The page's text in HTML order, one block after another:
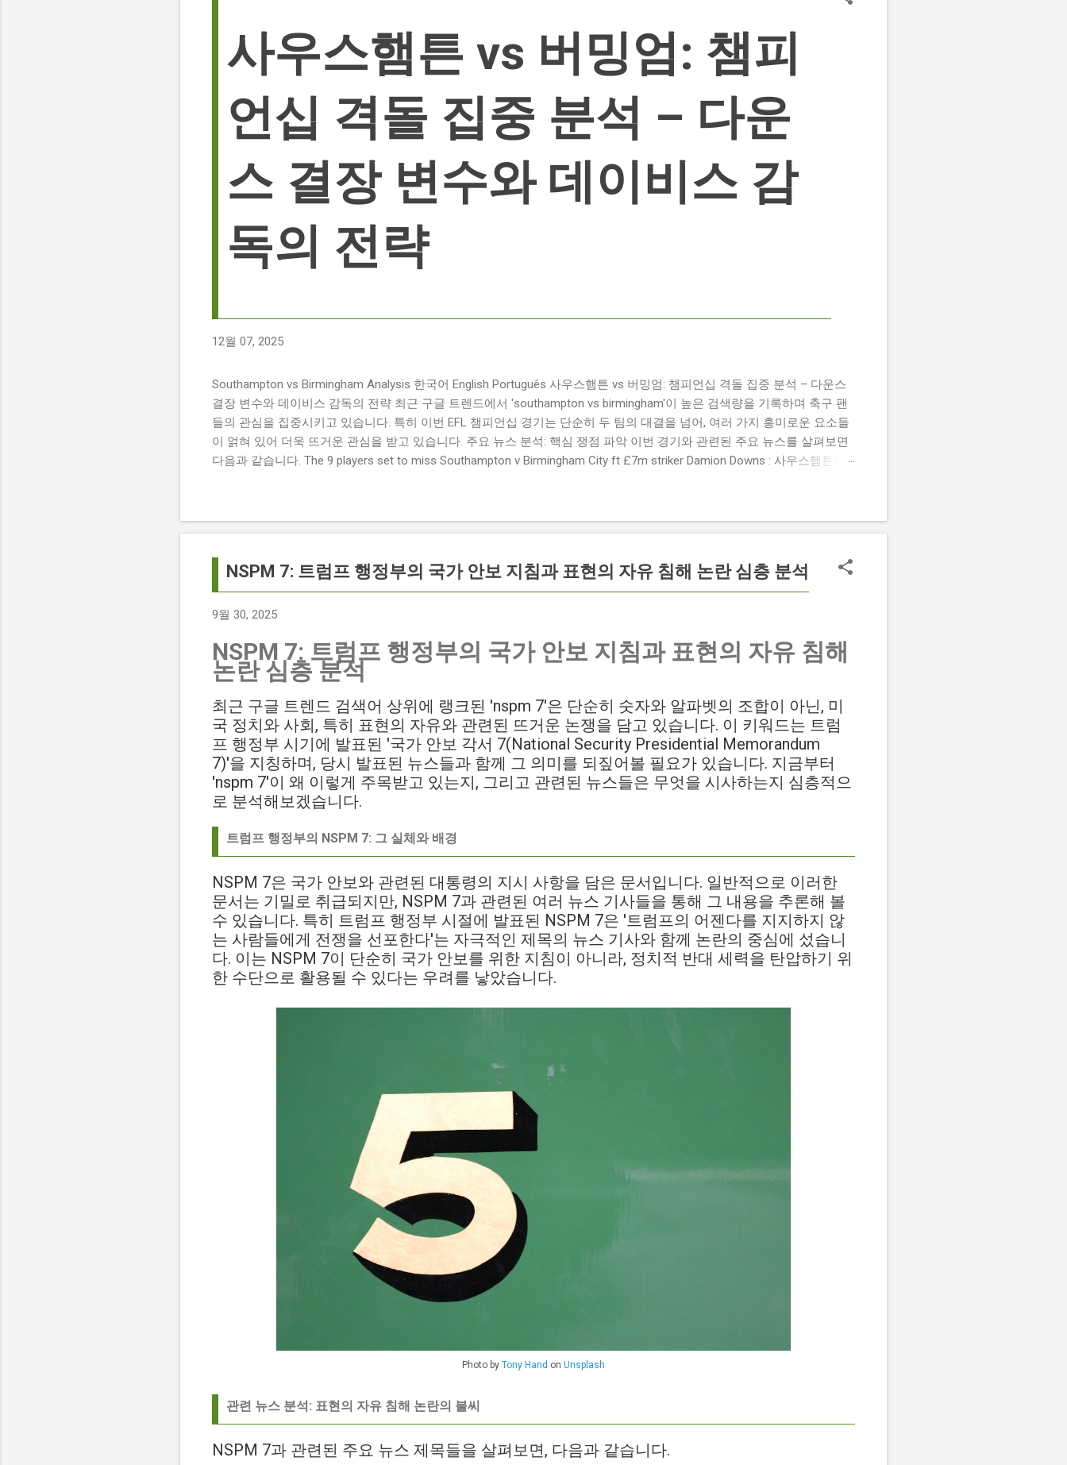
사우스햄튼 vs 버밍엄: 챔피
언십 격돌 집중 분석 – 다운
스 결장 변수와 데이비스 감
독의 전략
12월 07, 2025
Southampton vs Birmingham Analysis 한국어 English Português 사우스햄튼 vs 버밍엄: 챔피언십 격돌 집중 분석 – 다운스
결장 변수와 데이비스 감독의 전략 최근 구글 트렌드에서 'southampton vs birmingham'이 높은 검색량을 기록하며 축구 팬
들의 관심을 집중시키고 있습니다. 특히 이번 EFL 챔피언십 경기는 단순히 두 팀의 대결을 넘어, 여러 가지 흥미로운 요소들
이 얽혀 있어 더욱 뜨거운 관심을 받고 있습니다. 주요 뉴스 분석: 핵심 쟁점 파악 이번 경기와 관련된 주요 뉴스를 살펴보면
다음과 같습니다. The 9 players set to miss Southampton v Birmingham City ft £7m striker Damion Downs : 사우스햄튼과
경기 당일 실시간 스코어 업데이트를 제공하는 뉴스로, 팬들의 높은 관심도를 반영합니다. Chris Davies: Birmingham City
boss says his side have to try to "be themselves" away from home : 버밍엄 시티의 크리스 데이비스 감독은 원정 경기에서
팀 고유의 색깔을 유지하는 것이 중요하다고 강조했습니다. ...
NSPM 7: 트럼프 행정부의 국가 안보 지침과 표현의 자유 침해 논란 심층 분석
9월 30, 2025
NSPM 7: 트럼프 행정부의 국가 안보 지침과 표현의 자유 침해
논란 심층 분석
최근 구글 트렌드 검색어 상위에 랭크된 'nspm 7'은 단순히 숫자와 알파벳의 조합이 아닌, 미
국 정치와 사회, 특히 표현의 자유와 관련된 뜨거운 논쟁을 담고 있습니다. 이 키워드는 트럼
프 행정부 시기에 발표된 '국가 안보 각서 7(National Security Presidential Memorandum
7)'을 지칭하며, 당시 발표된 뉴스들과 함께 그 의미를 되짚어볼 필요가 있습니다. 지금부터
'nspm 7'이 왜 이렇게 주목받고 있는지, 그리고 관련된 뉴스들은 무엇을 시사하는지 심층적으
로 분석해보겠습니다.
트럼프 행정부의 NSPM 7: 그 실체와 배경
NSPM 7은 국가 안보와 관련된 대통령의 지시 사항을 담은 문서입니다. 일반적으로 이러한
문서는 기밀로 취급되지만, NSPM 7과 관련된 여러 뉴스 기사들을 통해 그 내용을 추론해 볼
수 있습니다. 특히 트럼프 행정부 시절에 발표된 NSPM 7은 '트럼프의 어젠다를 지지하지 않
는 사람들에게 전쟁을 선포한다'는 자극적인 제목의 뉴스 기사와 함께 논란의 중심에 섰습니
다. 이는 NSPM 7이 단순히 국가 안보를 위한 지침이 아니라, 정치적 반대 세력을 탄압하기 위
한 수단으로 활용될 수 있다는 우려를 낳았습니다.
Photo by Tony Hand on Unsplash
관련 뉴스 분석: 표현의 자유 침해 논란의 불씨
NSPM 7과 관련된 주요 뉴스 제목들을 살펴보면, 다음과 같습니다.